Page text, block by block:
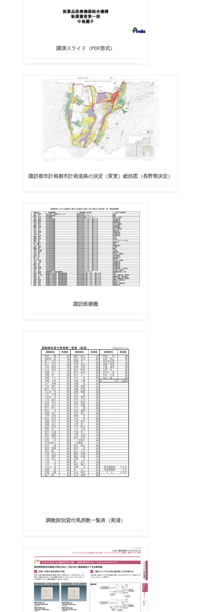
講演スライド（PDF形式）
諏訪都市計画都市計画道路の決定（変更）総括図（長野県決定）
諏訪医療圏
調教師別貸付馬房数一覧表（美浦）